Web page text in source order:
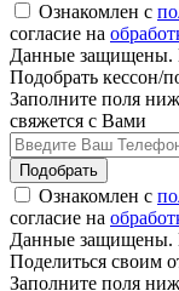
Ознакомлен с
согласие на
Данные защищены.
Подобрать кессон/
Заполните поля
свяжется с Вами
Подобрать
Ознакомлен с
согласие на
Данные защищены.
Поделиться своим
Заполните поля